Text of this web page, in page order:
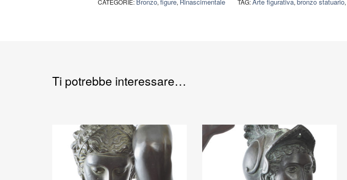
CATEGORIE: Bronzo, figure, Rinascimentale TAG:Arte figurativa, bronzo statuario,
Ti potrebbe interessare…